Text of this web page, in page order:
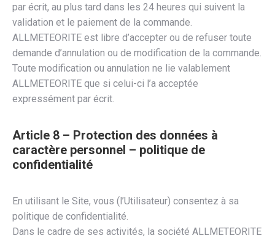
par écrit, au plus tard dans les 24 heures qui suivent la
validation et le paiement de la commande.
ALLMETEORITE est libre d’accepter ou de refuser toute
demande d’annulation ou de modification de la commande.
Toute modification ou annulation ne lie valablement
ALLMETEORITE que si celui-ci l’a acceptée
expressément par écrit.
Article 8 – Protection des données à
caractère personnel – politique de
confidentialité
En utilisant le Site, vous (l’Utilisateur) consentez à sa
politique de confidentialité.
Dans le cadre de ses activités, la société ALLMETEORITE